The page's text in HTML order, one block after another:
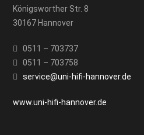
Königsworther Str. 8
30167 Hannover
0511 – 703737
0511 – 703758
service@uni-hifi-hannover.de
www.uni-hifi-hannover.de